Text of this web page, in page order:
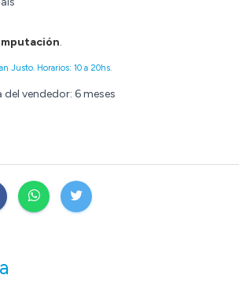
.
Justo. Horarios: 10 a 20hs.
vendedor: 6 meses